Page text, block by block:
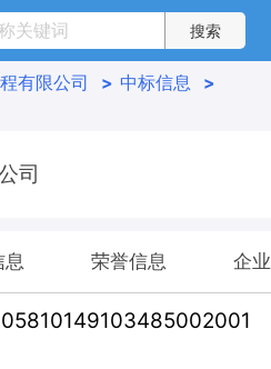
有限公司 > 中标信息
>
司
息 荣誉信息 企